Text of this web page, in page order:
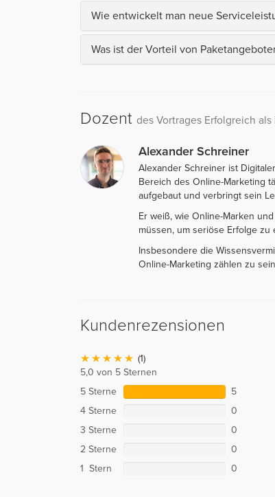
Wie entwickelt man neue
Was ist der Vorteil von
Dozent des Vortrages Erfolgreich
Alexander Schreiner
Alexander Schreiner ist
Bereich des Online-Marketing
aufgebaut und verbringt sein
Er weiß, wie Online-Marken
müssen, um seriöse Erfolge zu
Insbesondere die
Online-Marketing zählen zu
Kundenrezensionen
(1)
5,0 von 5 Sternen
5 Sterne
5
4 Sterne
0
3 Sterne
0
2 Sterne
0
1 Stern
0